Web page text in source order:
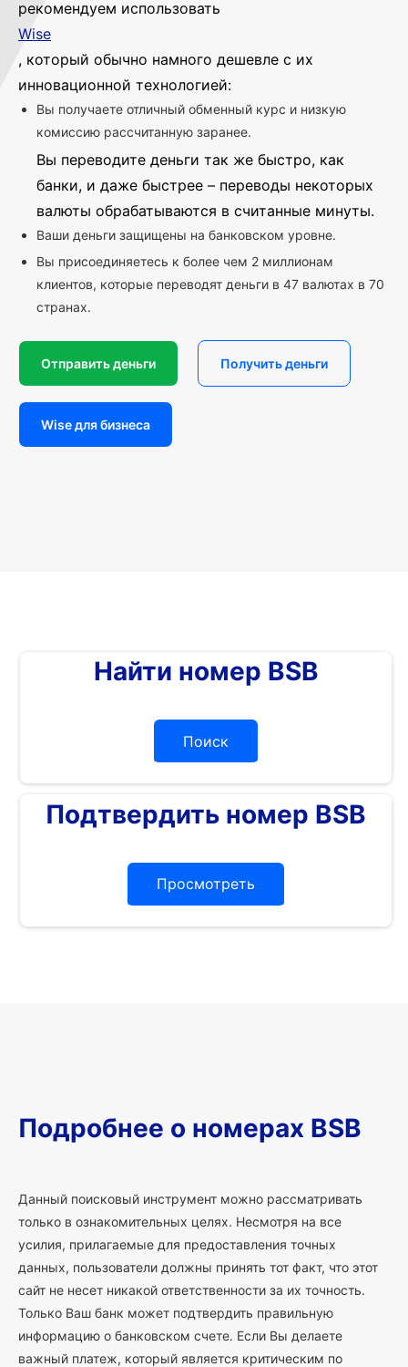
рекомендуем использовать
Wise
, который обычно намного дешевле с их
инновационной технологией:
Вы получаете отличный обменный курс и низкую
комиссию рассчитанную заранее.
Вы переводите деньги так же быстро, как
банки, и даже быстрее – переводы некоторых
валюты обрабатываются в считанные минуты.
Ваши деньги защищены на банковском уровне.
Вы присоединяетесь к более чем 2 миллионам
клиентов, которые переводят деньги в 47 валютах в 70
странах.
Отправить деньги Получить деньги
Wise для бизнеса
Найти номер BSB
Поиск
Подтвердить номер BSB
Просмотреть
Подробнее о номерах BSB
Данный поисковый инструмент можно рассматривать
только в ознакомительных целях. Несмотря на все
усилия, прилагаемые для предоставления точных
данных, пользователи должны принять тот факт, что этот
сайт не несет никакой ответственности за их точность.
Только Ваш банк может подтвердить правильную
информацию о банковском счете. Если Вы делаете
важный платеж, который является критическим по